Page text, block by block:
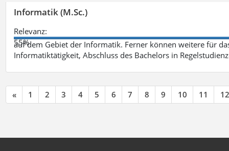
Informatik (M.Sc.)
Relevanz:
55%
auf dem Gebiet der Informatik. Ferner können weitere für
Informatiktätigkeit, Abschluss des Bachelors in
« 1 2 3 4 5 6 7 8 9 10 11 12